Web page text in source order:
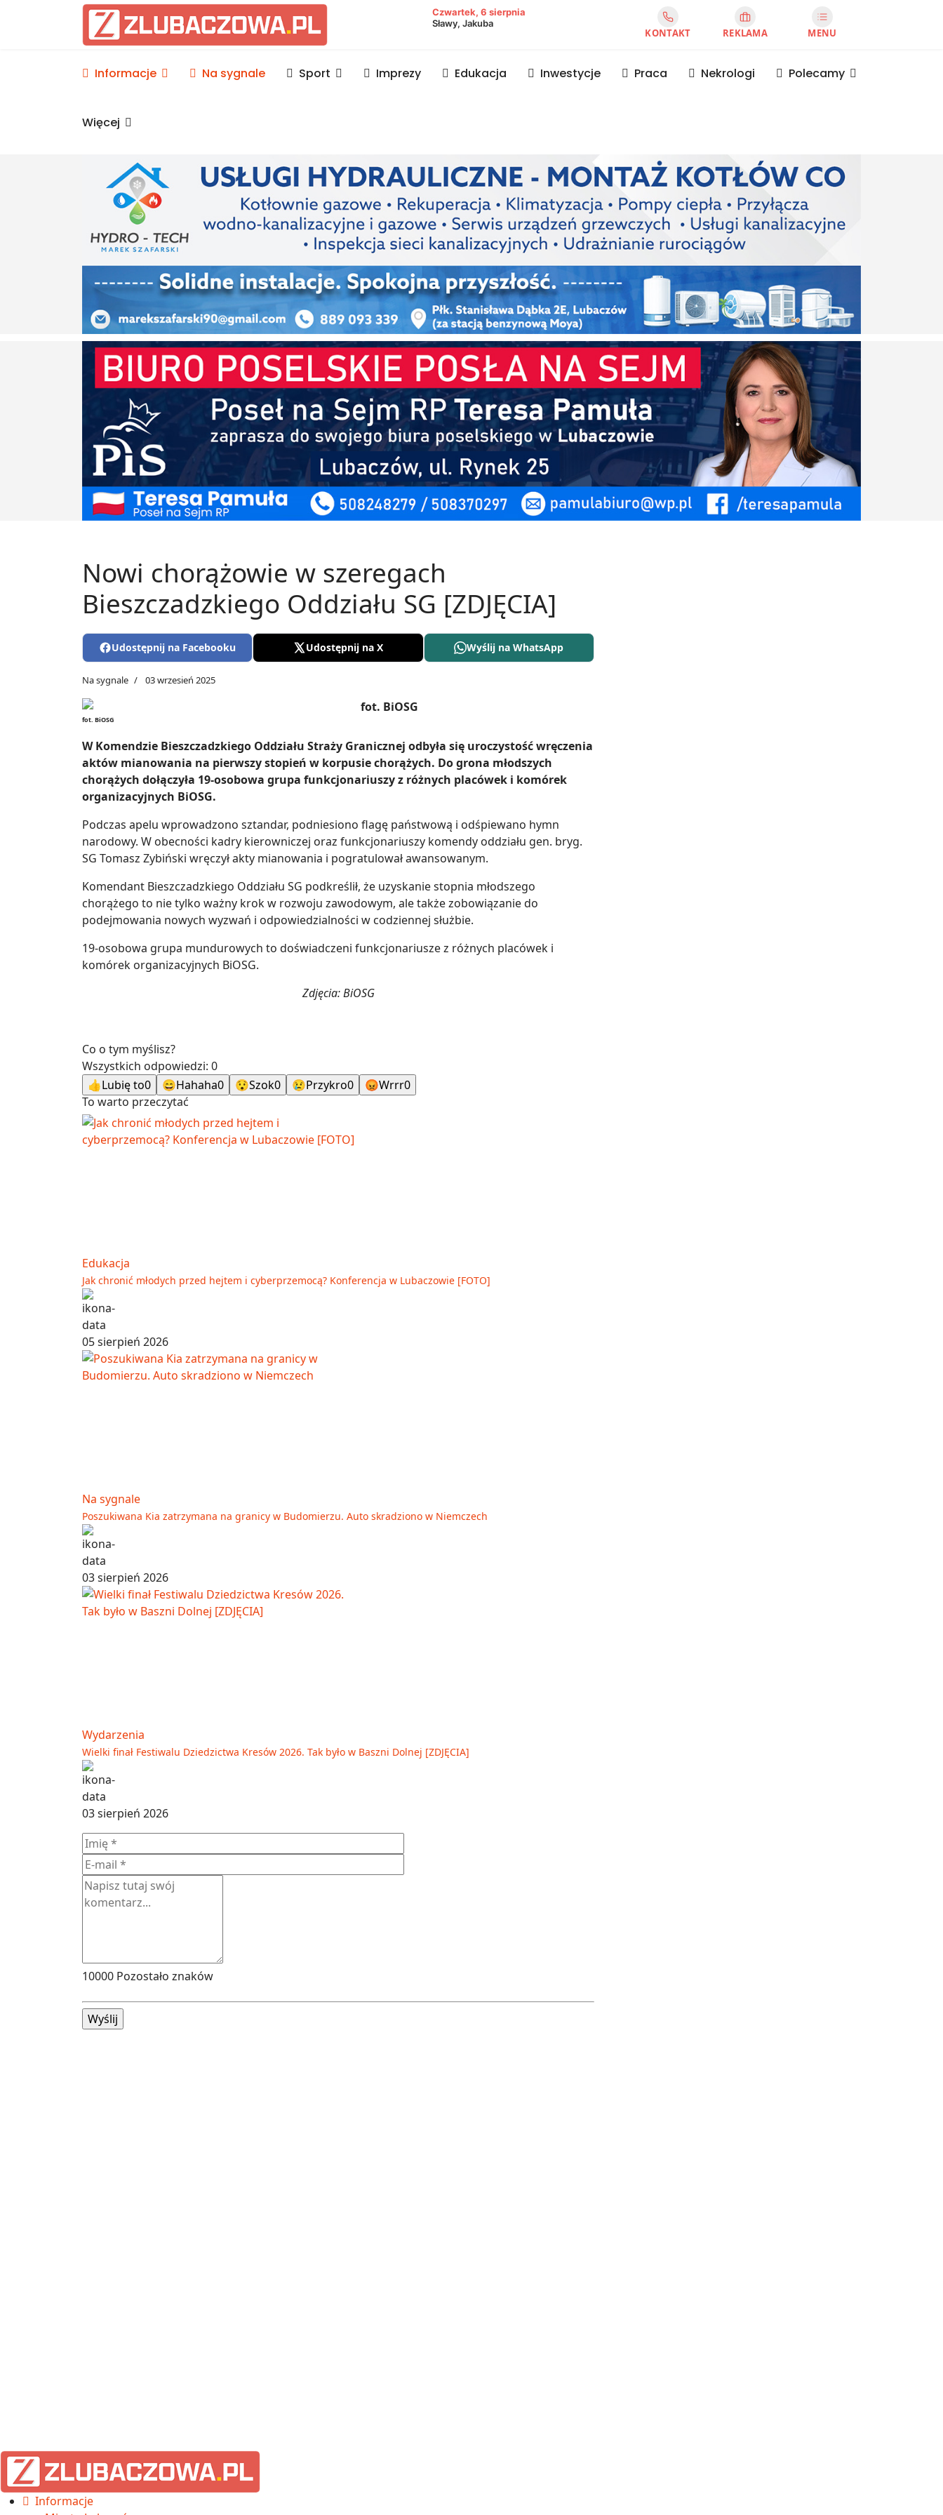
Informacje Lubaczów, powiat lubaczowski
Czwartek, 6 sierpnia
Sławy, Jakuba
KONTAKT REKLAMA MENU
Informacje Na sygnale Sport Imprezy Edukacja Inwestycje Praca Nekrologi Polecamy
Więcej
Nowi chorążowie w szeregach
Bieszczadzkiego Oddziału SG [ZDJĘCIA]
Udostępnij na Facebooku Udostępnij na X Wyślij na WhatsApp
Na sygnale 03 wrzesień 2025
fot. BiOSG
W Komendzie Bieszczadzkiego Oddziału Straży Granicznej odbyła się uroczystość wręczenia
aktów mianowania na pierwszy stopień w korpusie chorążych. Do grona młodszych
chorążych dołączyła 19-osobowa grupa funkcjonariuszy z różnych placówek i komórek
organizacyjnych BiOSG.
Podczas apelu wprowadzono sztandar, podniesiono flagę państwową i odśpiewano hymn
narodowy. W obecności kadry kierowniczej oraz funkcjonariuszy komendy oddziału gen. bryg.
SG Tomasz Zybiński wręczył akty mianowania i pogratulował awansowanym.
Komendant Bieszczadzkiego Oddziału SG podkreślił, że uzyskanie stopnia młodszego
chorążego to nie tylko ważny krok w rozwoju zawodowym, ale także zobowiązanie do
podejmowania nowych wyzwań i odpowiedzialności w codziennej służbie.
19-osobowa grupa mundurowych to doświadczeni funkcjonariusze z różnych placówek i
komórek organizacyjnych BiOSG.
Zdjęcia: BiOSG
Co o tym myślisz?
Wszystkich odpowiedzi: 0
👍Lubię to0 😄Hahaha0 😯Szok0 😢Przykro0 😡Wrrr0
To warto przeczytać
Edukacja
Jak chronić młodych przed hejtem i cyberprzemocą? Konferencja w Lubaczowie [FOTO]
05 sierpień 2026
Na sygnale
Poszukiwana Kia zatrzymana na granicy w Budomierzu. Auto skradziono w Niemczech
03 sierpień 2026
Wydarzenia
Wielki finał Festiwalu Dziedzictwa Kresów 2026. Tak było w Baszni Dolnej [ZDJĘCIA]
03 sierpień 2026
10000 Pozostało znaków
Wyślij
Informacje